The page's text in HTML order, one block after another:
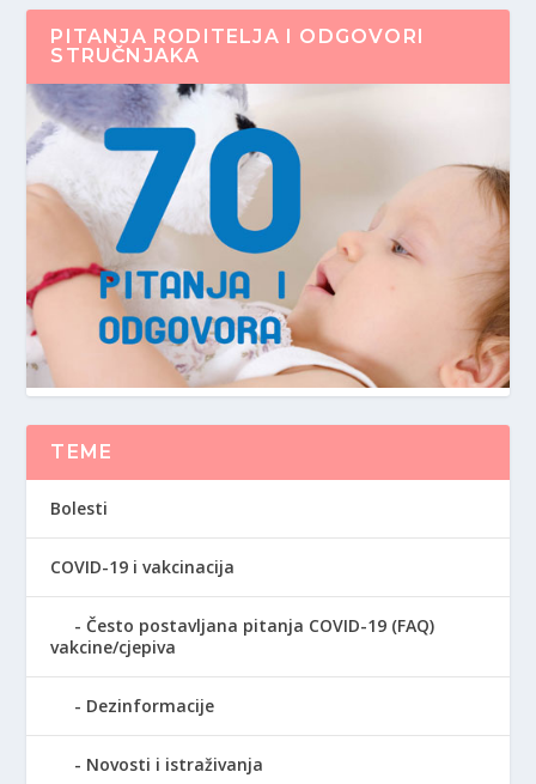
PITANJA RODITELJA I ODGOVORI
STRUČNJAKA
TEME
Bolesti
COVID-19 i vakcinacija
Često postavljana pitanja COVID-19 (FAQ)
vakcine/cjepiva
Dezinformacije
Novosti i istraživanja